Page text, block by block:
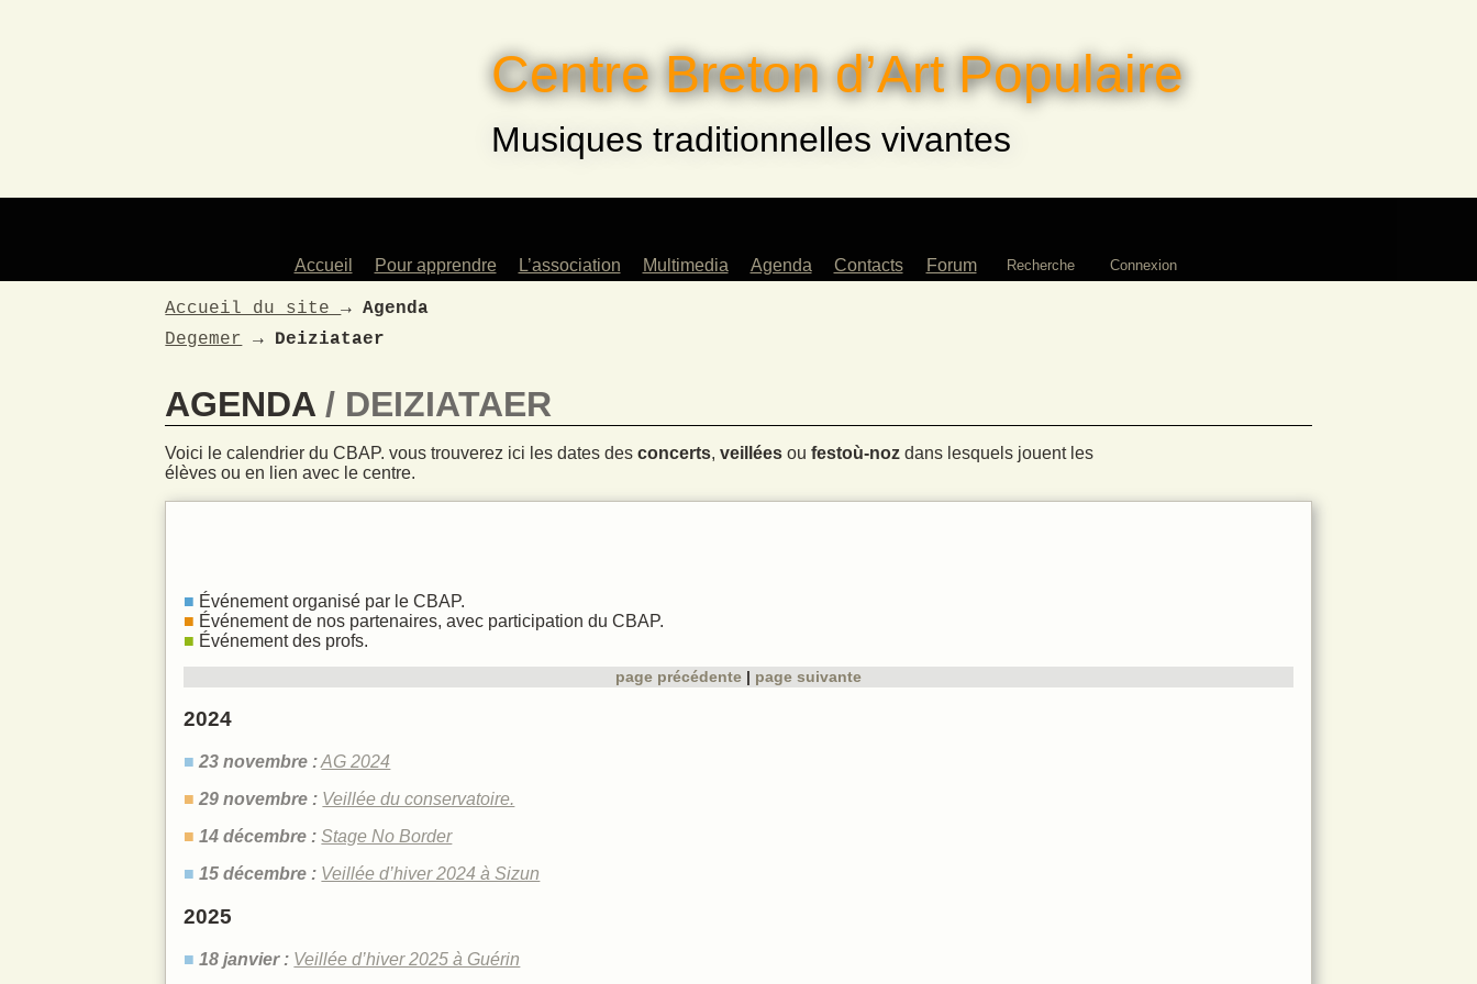
Centre Breton d’Art Populaire
Musiques traditionnelles vivantes
Accueil
Pour apprendre
Les ateliers
Pour les enfants
La danse
traditionnelle
L’association
Multimedia
Agenda Contacts Forum Recherche Connexion
Accueil du site→Agenda
Degemer → Deiziataer
AGENDA DEIZIATAER
Voici le calendrier du CBAP. vous trouverez ici les dates desconcerts,veillées oufestoù-noz dans lesquels jouent les
élèves ou en lien avec le centre.
Événement organisé par le CBAP.
Événement de nos partenaires, avec participation du CBAP.
Événement des profs.
page précédente page suivante
2024
23 novembre :AG 2024
29 novembre : Veillée du conservatoire.
14 décembre : Stage No Border
15 décembre : Veillée d’hiver 2024 à Sizun
2025
18 janvier : Veillée d’hiver 2025 à Guérin